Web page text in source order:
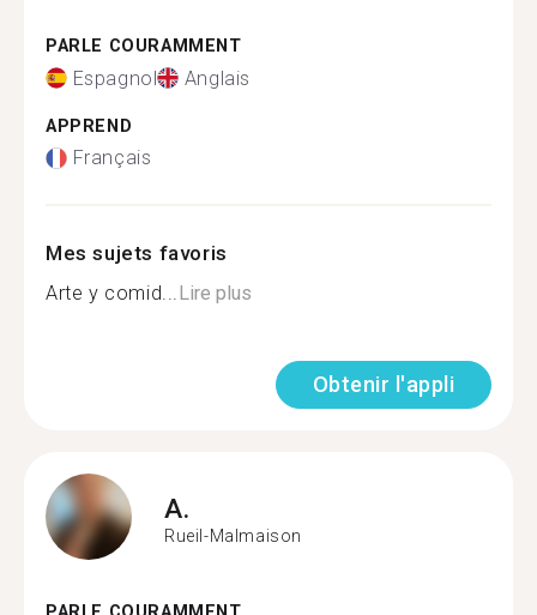
PARLE COURAMMENT
Espagnol Anglais
APPREND
Français
Mes sujets favoris
Arte y comid...Lire plus
Obtenir l'appli
A.
Rueil-Malmaison